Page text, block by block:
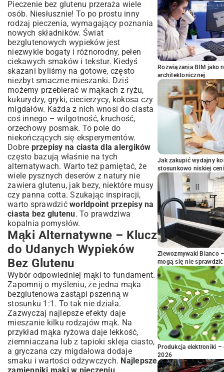
Pieczenie bez glutenu przeraża wiele
osób. Niesłusznie! To po prostu inny
rodzaj pieczenia, wymagający poznania
nowych składników. Świat
bezglutenowych wypieków jest
niezwykle bogaty i różnorodny, pełen
ciekawych smaków i tekstur. Kiedyś
skazani byliśmy na gotowe, często
niezbyt smaczne mieszanki. Dziś
możemy przebierać w mąkach z ryżu,
kukurydzy, gryki, ciecierzycy, kokosa czy
migdałów. Każda z nich wnosi do ciasta
coś innego – wilgotność, kruchość,
orzechowy posmak. To pole do
niekończących się eksperymentów.
Dobre przepisy na ciasta dla alergików
często bazują właśnie na tych
alternatywach. Warto też pamiętać, że
wiele pysznych deserów z natury nie
zawiera glutenu, jak bezy, niektóre musy
czy panna cotta. Szukając inspiracji,
warto sprawdzić worldpoint przepisy na
ciasta bez glutenu. To prawdziwa
kopalnia pomysłów.
Mąki Alternatywne – Klucz
do Udanych Wypieków
Bez Glutenu
Wybór odpowiedniej mąki to fundament.
Zapomnij o myśleniu, że jedna mąka
bezglutenowa zastąpi pszenną w
stosunku 1:1. To tak nie działa.
Zazwyczaj najlepsze efekty daje
mieszanie kilku rodzajów mąk. Na
przykład mąka ryżowa daje lekkość,
ziemniaczana lub z tapioki skleja ciasto,
a gryczana czy migdałowa dodaje
smaku i wartości odżywczych. Najlepsze
Rozwiązania BIM jako
architektonicznej
Jak zakupić wydajny
stosunkowo niskiej
Zlewozmywaki Blanco
mogą się nie
Produkcja elektroniki –
2026